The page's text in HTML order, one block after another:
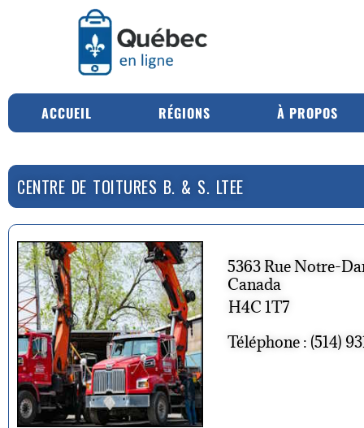
ACCUEIL RÉGIONS À PROPOS
CENTRE DE TOITURES B. & S. LTEE
5363 Rue Notre-
Canada
H4C 1T7
Téléphone : (514)